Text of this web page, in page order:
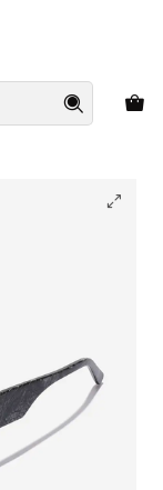
oferta termine!
Sol